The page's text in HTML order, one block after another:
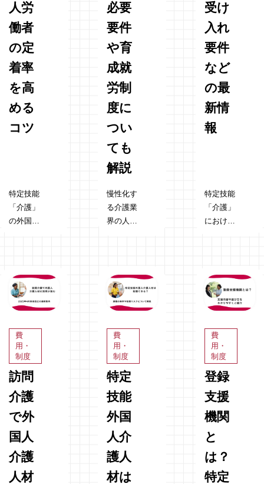
人労
働者
の定
着率
を高
める
コツ
特定技能
「介護」
の外国人
要な課題
となって
います。
「せっか
く採用し
てもすぐ
に辞めて
しまう」
「定着率
が上がら
ない」と
いった悩
みを抱え
る現場は
少なくあ
必要
要件
や育
成就
労制
度に
つい
ても
解説
慢性化す
る介護業
界の人手
されてい
る外国人
労働者。
国介護人
材の浸透
が進み、
「外国労
働人材が
施設を選
ぶ」時代
が迫って
いるとも
言われて
います。
そこで今
受け
入れ
要件
など
の最
新情
報
特定技能
「介護」
における
問介護事
業の今後
を再考さ
な制度転
換です。
人材確保
が困難な
在宅分野
にとって
は新たな
選択肢と
なる一
方、単独
訪問とい
う業務特
費
用・
制度
訪問
介護
で外
国人
介護
人材
費
用・
制度
特定
技能
外国
人介
護人
材は
費
用・
制度
登録
支援
機関
と
は？
特定